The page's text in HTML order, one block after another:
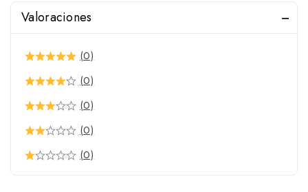
Valoraciones
(0)
(0)
(0)
(0)
(0)